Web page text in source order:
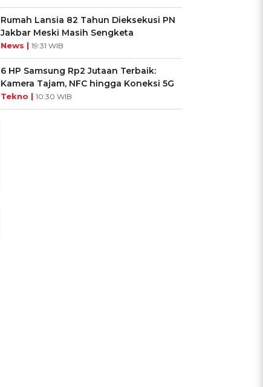
Rumah Lansia 82 Tahun Dieksekusi PN
Jakbar Meski Masih Sengketa
News | 19:31 WIB
6 HP Samsung Rp2 Jutaan Terbaik:
Kamera Tajam, NFC hingga Koneksi 5G
Tekno | 10:30 WIB